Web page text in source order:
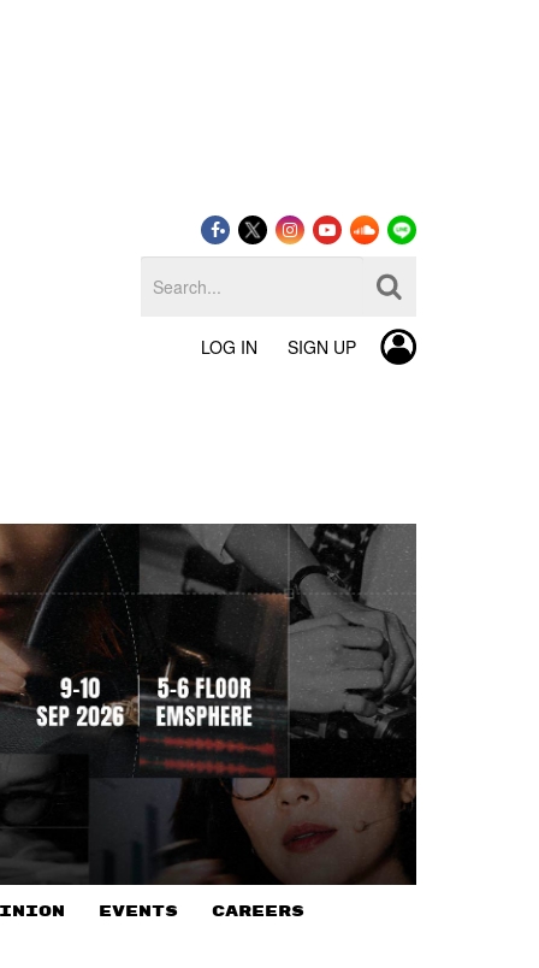
LOG IN SIGN UP
EVENTS CAREERS